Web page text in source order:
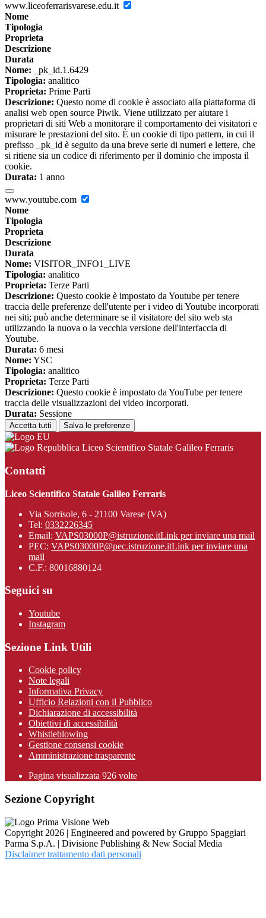
www.liceoferrarisvarese.edu.it
Nome
Tipologia
Proprieta
Descrizione
Durata
Nome: _pk_id.1.6429
Tipologia: analitico
Proprieta: Prime Parti
Descrizione: Questo nome di cookie è associato alla piattaforma di
analisi web open source Piwik. Viene utilizzato per aiutare i
proprietari di siti Web a monitorare il comportamento dei visitatori e
misurare le prestazioni del sito. È un cookie di tipo pattern, in cui il
prefisso _pk_id è seguito da una breve serie di numeri e lettere, che
si ritiene sia un codice di riferimento per il dominio che imposta il
cookie.
Durata: 1 anno
www.youtube.com
Nome
Tipologia
Proprieta
Descrizione
Durata
Nome: VISITOR_INFO1_LIVE
Tipologia: analitico
Proprieta: Terze Parti
Descrizione: Questo cookie è impostato da Youtube per tenere
traccia delle preferenze dell'utente per i video di Youtube incorporati
nei siti; può anche determinare se il visitatore del sito web sta
utilizzando la nuova o la vecchia versione dell'interfaccia di
Youtube.
Durata: 6 mesi
Nome: YSC
Tipologia: analitico
Proprieta: Terze Parti
Descrizione: Questo cookie è impostato da YouTube per tenere
traccia delle visualizzazioni dei video incorporati.
Durata: Sessione
Accetta tutti Salva le preferenze
Liceo Scientifico Statale Galileo Ferraris
Contatti
Liceo Scientifico Statale Galileo Ferraris
Via Sorrisole, 6 - 21100 Varese (VA)
Tel: 0332226345
Email: VAPS03000P@istruzione.itLink per inviare una mail
PEC: VAPS03000P@pec.istruzione.itLink per inviare una
mail
C.F.: 80016880124
Seguici su
Youtube
Instagram
Sezione Link Utili
Cookie policy
Note legali
Informativa Privacy
Ufficio Relazioni con il Pubblico
Dichiarazione di accessibilità
Obiettivi di accessibilità
Whistleblowing
Gestione consensi cookie
Amministrazione trasparente
Pagina visualizzata 926 volte
Sezione Copyright
Copyright 2026 | Engineered and powered by Gruppo Spaggiari
Parma S.p.A. | Divisione Publishing & New Social Media
Disclaimer trattamento dati personali